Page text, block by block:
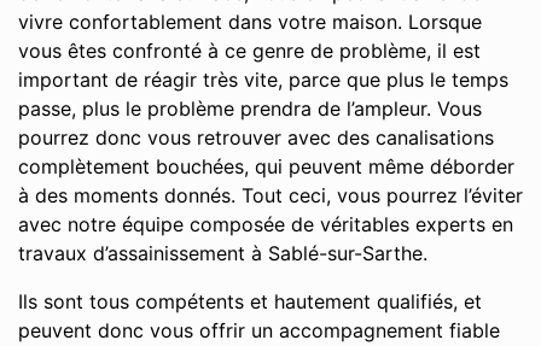
vivre confortablement dans votre maison. Lorsque
vous êtes confronté à ce genre de problème, il est
important de réagir très vite, parce que plus le temps
passe, plus le problème prendra de l’ampleur. Vous
pourrez donc vous retrouver avec des canalisations
complètement bouchées, qui peuvent même déborder
à des moments donnés. Tout ceci, vous pourrez l’éviter
avec notre équipe composée de véritables experts en
travaux d’assainissement à Sablé-sur-Sarthe.
Ils sont tous compétents et hautement qualifiés, et
peuvent donc vous offrir un accompagnement fiable